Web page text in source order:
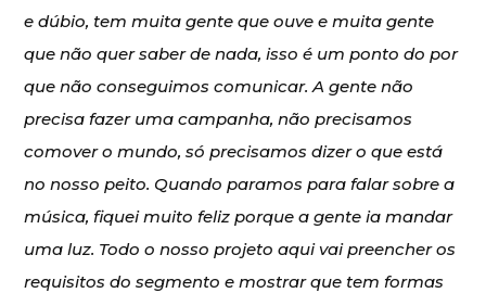
e dúbio, tem muita gente que ouve e muita gente
que não quer saber de nada, isso é um ponto do por
que não conseguimos comunicar. A gente não
precisa fazer uma campanha, não precisamos
comover o mundo, só precisamos dizer o que está
no nosso peito. Quando paramos para falar sobre a
música, fiquei muito feliz porque a gente ia mandar
uma luz. Todo o nosso projeto aqui vai preencher os
requisitos do segmento e mostrar que tem formas